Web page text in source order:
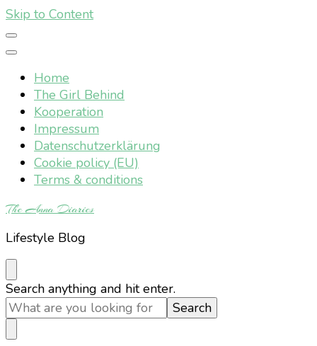
Skip to Content
Home
The Girl Behind
Kooperation
Impressum
Datenschutzerklärung
Cookie policy (EU)
Terms & conditions
The Anna Diaries
Lifestyle Blog
Looking
for
Something?
Search anything and hit enter.